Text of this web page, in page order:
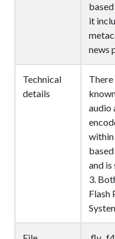
it
news
Technical
details
audio
within
and is
3.
Flash